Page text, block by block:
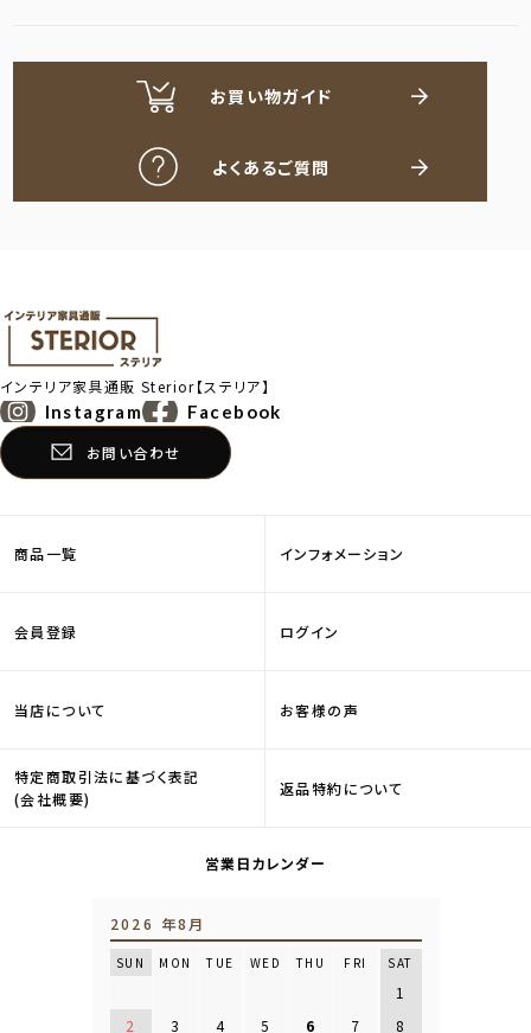
お買い物ガイド
よくあるご質問
インテリア家具通販Sterior【ステリア】
Instagram Facebook
お問い合わせ
商品一覧 インフォメーション
会員登録 ログイン
当店について お客様の声
特定商取引法に基づく表記
(会社概要)
返品特約について
営業日カレンダー
2026 年8月
SUN MON TUE WED THU FRI SAT
1
2
3 4 5 6 7 8